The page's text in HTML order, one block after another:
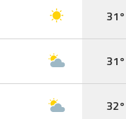
31°
31°
32°